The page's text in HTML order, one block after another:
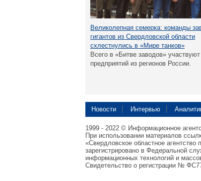
Великолепная семерка: команды
гигантов из Свердловской области
схлестнулись в «Мире танков»
Всего в «Битве заводов»
предприятий из регионов России.
Новости Интервью
1999 - 2022 © Информационное
При использовании материалов
«Свердловское областное
зарегистрировано в Федеральной
информационных технологий и
Свидетельство о регистрации №